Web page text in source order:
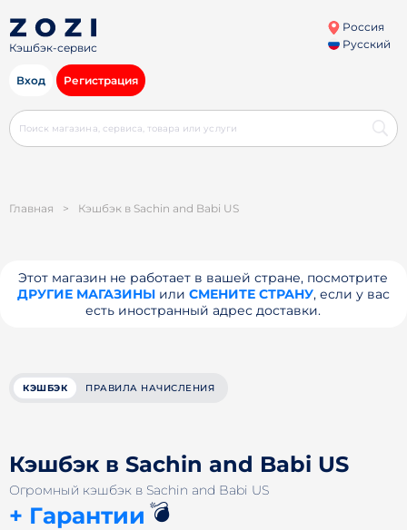
Кэшбэк-сервис
Россия
Русский
Вход Регистрация
Главная > Кэшбэк в Sachin and Babi US
Этот магазин не работает в вашей стране, посмотрите
ДРУГИЕ МАГАЗИНЫили СМЕНИТЕ СТРАНУ, если у вас
есть иностранный адрес доставки.
КЭШБЭК ПРАВИЛА НАЧИСЛЕНИЯ
Кэшбэк в Sachin and Babi US
Огромный кэшбэк в Sachin and Babi US
+ Гарантии 💣